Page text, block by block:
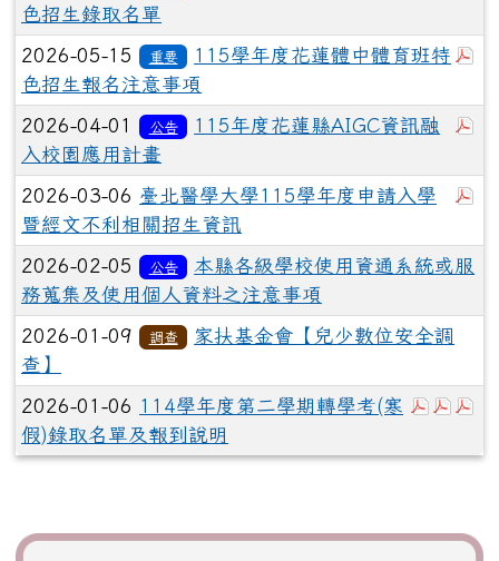
色招生錄取名單
2026-05-15 重要
115學年度花蓮體中體育班特
色招生報名注意事項
2026-04-01 公告
115年度花蓮縣AIGC資訊融
入校園應用計畫
2026-03-06 臺北醫學大學115學年度申請入學
暨經文不利相關招生資訊
2026-02-05 公告
本縣各級學校使用資通系統或服
務蒐集及使用個人資料之注意事項
2026-01-09 調查
家扶基金會【兒少數位安全調
查】
於彈
於
2026-01-06 114學年度第二學期轉學考(寒
假)錄取名單及報到說明